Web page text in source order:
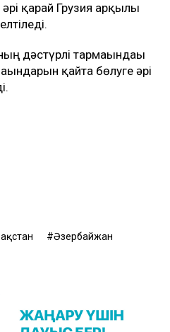
әрі қарай Грузия арқылы
дәстүрлі тармағындағы
қайта бөлуге әрі
Әзербайжан